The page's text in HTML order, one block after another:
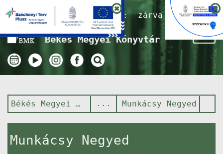
Nyitvatartás ma:zárva
Békés Megyei Könyvtár
Békés Megyei Könyvtár Munkácsy Negyed
Munkácsy Negyed